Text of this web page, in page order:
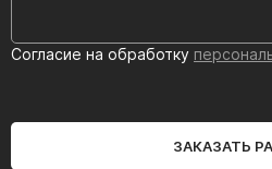
Согласие на обработку
ЗАКАЗАТЬ